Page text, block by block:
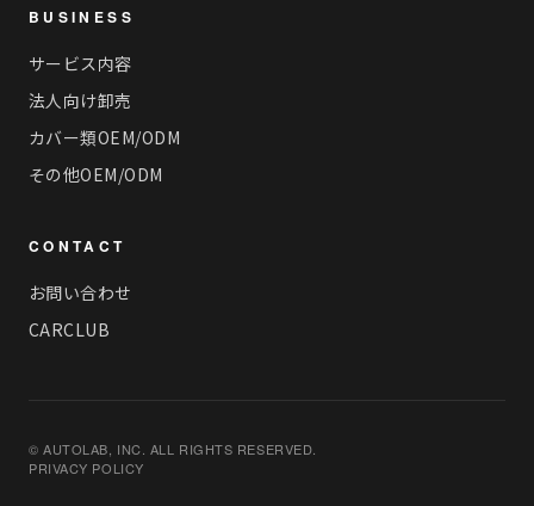
BUSINESS
サービス内容
法人向け卸売
カバー類OEM/ODM
その他OEM/ODM
CONTACT
お問い合わせ
CARCLUB
© AUTOLAB, INC. ALL RIGHTS RESERVED.
PRIVACY POLICY